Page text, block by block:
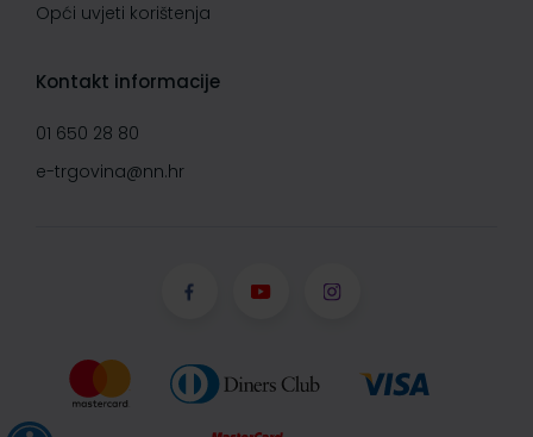
Opći uvjeti korištenja
Kontakt informacije
01 650 28 80
e-trgovina@nn.hr